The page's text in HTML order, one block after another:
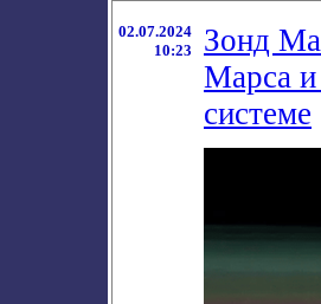
02.07.2024
10:23
Зонд
Марса и
системе